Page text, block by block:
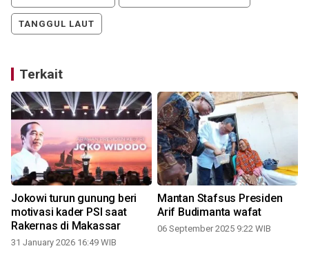
TANGGUL LAUT
Terkait
Jokowi turun gunung beri
motivasi kader PSI saat
Rakernas di Makassar
31 January 2026 16:49 WIB
Mantan Stafsus Presiden
Arif Budimanta wafat
06 September 2025 9:22 WIB